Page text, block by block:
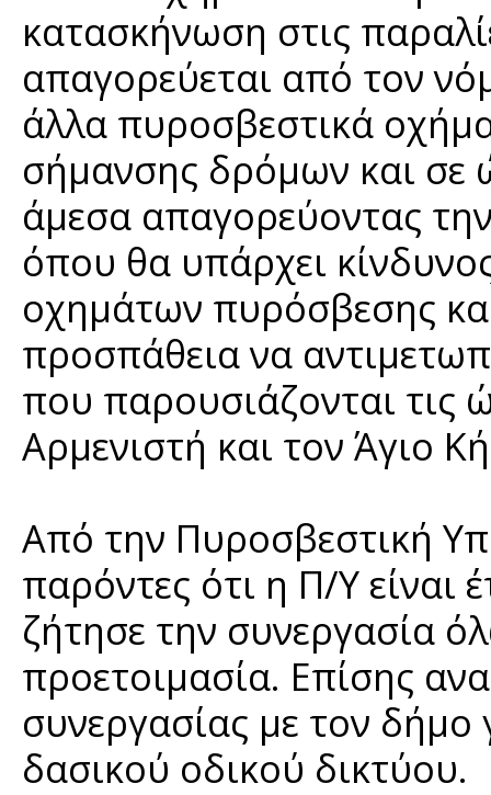
κατασκήνωση στις
απαγορεύεται από τον
άλλα πυροσβεστικά
σήμανσης δρόμων και σε
άμεσα απαγορεύοντας
όπου θα υπάρχει
οχημάτων πυρόσβεσης
προσπάθεια να
που παρουσιάζονται τις
Αρμενιστή και τον Άγιο
Από την Πυροσβεστική
παρόντες ότι η Π/Υ είναι
ζήτησε την συνεργασία
προετοιμασία. Επίσης
συνεργασίας με τον δήμο
δασικού οδικού δικτύου.